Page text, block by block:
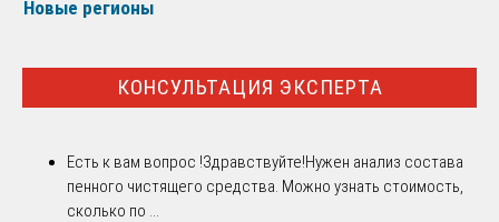
Новые регионы
КОНСУЛЬТАЦИЯ ЭКСПЕРТА
Есть к вам вопрос !Здравствуйте!Нужен анализ состава
пенного чистящего средства. Можно узнать стоимость,
сколько по ...